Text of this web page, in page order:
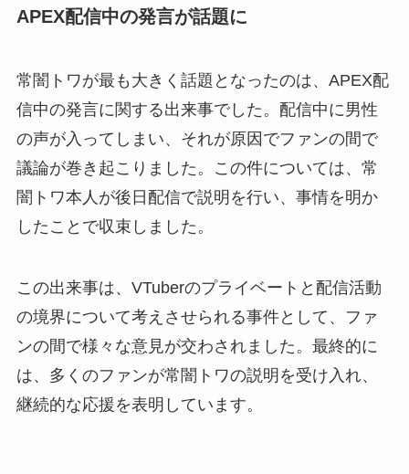
APEX配信中の発言が話題に
常闇トワが最も大きく話題となったのは、APEX配
信中の発言に関する出来事でした。配信中に男性
の声が入ってしまい、それが原因でファンの間で
議論が巻き起こりました。この件については、常
闇トワ本人が後日配信で説明を行い、事情を明か
したことで収束しました。
この出来事は、VTuberのプライベートと配信活動
の境界について考えさせられる事件として、ファ
ンの間で様々な意見が交わされました。最終的に
は、多くのファンが常闇トワの説明を受け入れ、
継続的な応援を表明しています。